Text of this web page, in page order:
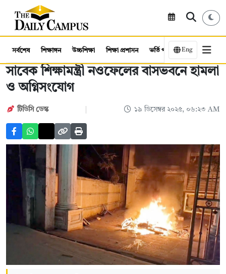
সর্বশেষ শিক্ষাঙ্গন উচ্চশিক্ষা শিক্ষা প্রশাসন ভর্তি পরীক্ষা কর্মসংস্থান
Eng
সাবেক শিক্ষামন্ত্রী নওফেলের বাসভবনে হামলা
ও অগ্নিসংযোগ
টিডিসি ডেস্ক ১৯ ডিসেম্বর ২০২৫, ০৬:২৩ AM